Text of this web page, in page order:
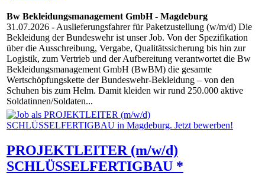
Bw Bekleidungsmanagement GmbH- Magdeburg
31.07.2026 - Auslieferungsfahrer für Paketzustellung (w/m/d) Die
Bekleidung der Bundeswehr ist unser Job. Von der Spezifikation
über die Ausschreibung, Vergabe, Qualitätssicherung bis hin zur
Logistik, zum Vertrieb und der Aufbereitung verantwortet die Bw
Bekleidungsmanagement GmbH (BwBM) die gesamte
Wertschöpfungskette der Bundeswehr-Bekleidung – von den
Schuhen bis zum Helm. Damit kleiden wir rund 250.000 aktive
Soldatinnen/Soldaten...
PROJEKTLEITER (m/w/d)
SCHLÜSSELFERTIGBAU *